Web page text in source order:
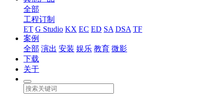
全部
工程订制
ET G Studio KX EC ED SA DSA TF
案例
全部 演出 安装 娱乐 教育 微影
下载
关于